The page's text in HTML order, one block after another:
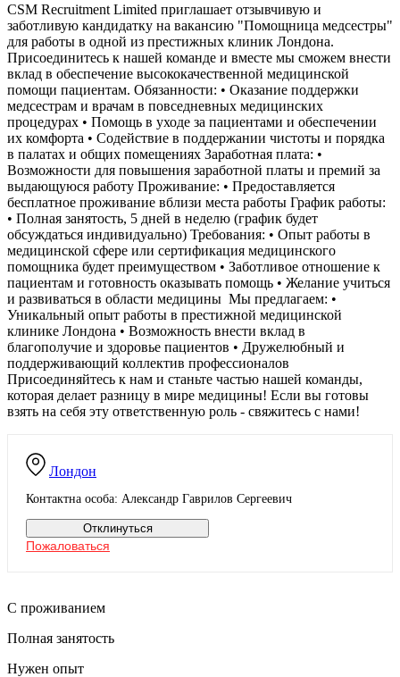
Лондон
Контактна особа: Александр Гаврилов Сергеевич
Отклинуться
Пожаловаться
CSM Recruitment Limited приглашает отзывчивую и
заботливую кандидатку на вакансию "Помощница медсестры"
для работы в одной из престижных клиник Лондона.
Присоединитесь к нашей команде и вместе мы сможем внести
вклад в обеспечение высококачественной медицинской
помощи пациентам. Обязанности: • Оказание поддержки
медсестрам и врачам в повседневных медицинских
процедурах • Помощь в уходе за пациентами и обеспечении
их комфорта • Содействие в поддержании чистоты и порядка
в палатах и общих помещениях Заработная плата: •
Возможности для повышения заработной платы и премий за
выдающуюся работу Проживание: • Предоставляется
бесплатное проживание вблизи места работы График работы:
• Полная занятость, 5 дней в неделю (график будет
обсуждаться индивидуально) Требования: • Опыт работы в
медицинской сфере или сертификация медицинского
помощника будет преимуществом • Заботливое отношение к
пациентам и готовность оказывать помощь • Желание учиться
и развиваться в области медицины ‍️ Мы предлагаем: •
Уникальный опыт работы в престижной медицинской
клинике Лондона • Возможность внести вклад в
благополучие и здоровье пациентов • Дружелюбный и
поддерживающий коллектив профессионалов
Присоединяйтесь к нам и станьте частью нашей команды,
которая делает разницу в мире медицины! Если вы готовы
взять на себя эту ответственную роль - свяжитесь с нами!
С проживанием
Полная занятость
Нужен опыт